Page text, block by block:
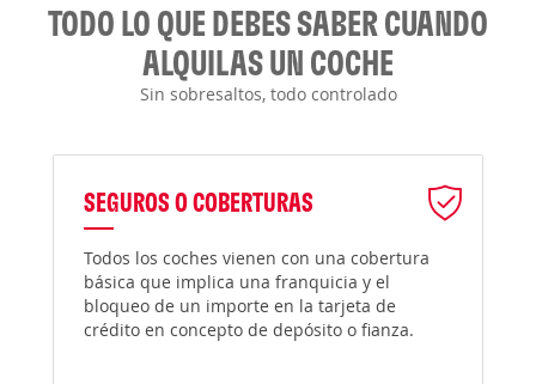
TODO LO QUE DEBES SABER CUANDO
ALQUILAS UN COCHE
Sin sobresaltos, todo controlado
SEGUROS O COBERTURAS
Todos los coches vienen con una cobertura
básica que implica una franquicia y el
bloqueo de un importe en la tarjeta de
crédito en concepto de depósito o fianza.